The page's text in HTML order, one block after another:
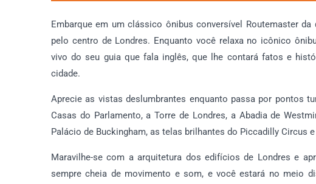
Embarque em um clássico ônibus conversível Routemaster
pelo centro de Londres. Enquanto você relaxa no icônico
vivo do seu guia que fala inglês, que lhe contará fatos e
cidade.
Aprecie as vistas deslumbrantes enquanto passa por pontos
Casas do Parlamento, a Torre de Londres, a Abadia de
Palácio de Buckingham, as telas brilhantes do Piccadilly Circus
Maravilhe-se com a arquitetura dos edifícios de Londres e
sempre cheia de movimento e som, e você estará no meio